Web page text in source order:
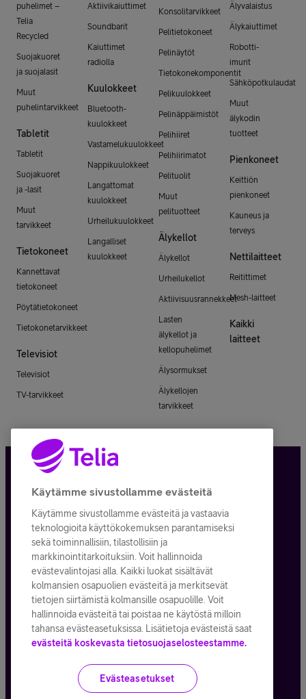
puhelimet –
Telia
Recycled
Suojakuoret
ja suojalasit
Muut
puhelintarvikkeet
Tabletit
Tabletit
Suojakuoret
ja -lasit
Muut
tarvikkeet
Tietokoneet
Kannettavat
tietokoneet
Pöytätietokoneet
Tietokonetarvikkeet
Televisiot
Televisiot
TV-tarvikkeet
Aktiivikaiuttimet
Soundbarit
Kaiuttimet
radiolla
Kuulokkeet
Bluetooth-
kuulokkeet
Vastamelukuulokkeet
Nappikuulokkeet
Langattomat
kuulokkeet
Urheilukuulokkeet
Langalliset
kuulokkeet
Konsolitarvikkeet
Pelitietokoneet
Pelinäytöt
Tietokonekomponentit
Pelikuulokkeet
Pelinäppäimistöt
Pelihiiret
Pelihiirimatot
Pelituolit
Muut
pelituotteet
Älykellot
Älykellot
Urheilukellot
Aktiivisuusrannekkeet
Lasten
älykellot ja
kellopuhelimet
Älysormukset
Älykellojen
tarvikkeet
Älyvalaistus
Älykaiuttimet
Robotti-
imurit
Sähköpotkulaudat
Muut
älykodin
tuotteet
Pienkoneet
Keittiön
pienkoneet
Kauneus ja
terveys
Nettilaitteet
Reitittimet
Mesh-laitteet
Kaikki
laitteet
Tietosuoja ja -turva
Tilauksen peruuttaminen
Käyttöehdot
Evästeiden käyttö
Toimitusehdot ja palvelukuvaukset
Kaikki hinnat ALV25,5%
© Telia Company2026
Käytämme sivustollamme evästeitä
Käytämme sivustollamme evästeitä ja vastaavia
teknologioita käyttökokemuksen parantamiseksi
sekä toiminnallisiin, tilastollisiin ja
markkinointitarkoituksiin. Voit hallinnoida
evästevalintojasi alla. Kaikki luokat sisältävät
kolmansien osapuolien evästeitä ja merkitsevät
tietojen siirtämistä kolmansille osapuolille. Voit
hallinnoida evästeitä tai poistaa ne käytöstä milloin
tahansa evästeasetuksissa. Lisätietoja evästeistä saat
evästeitä koskevasta tietosuojaselosteestamme.
Evästeasetukset